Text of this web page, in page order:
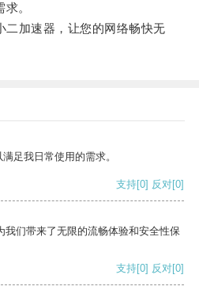
。
加速器，让您的网络畅快无
足我日常使用的需求。
支持[0] 反对[0]
们带来了无限的流畅体验和安全性保
支持[0] 反对[0]